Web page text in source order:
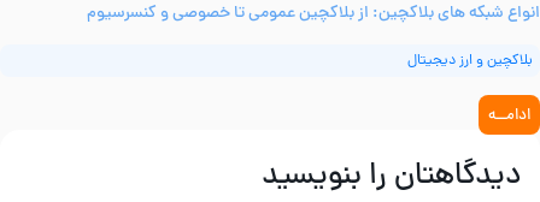
شبکه‌ های بلاکچین: از بلاکچین عمومی تا خصوصی و کنسرسیوم
بلاکچین و ارز دیجیتال
ادامــه
دیدگاهتان را بنویسید